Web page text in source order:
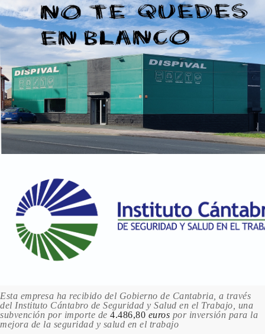
Esta empresa ha recibido del Gobierno de Cantabria, a través
del Instituto Cántabro de Seguridad y Salud en el Trabajo, una
subvención por importe de 4.486,80 euros por inversión para la
mejora de la seguridad y salud en el trabajo